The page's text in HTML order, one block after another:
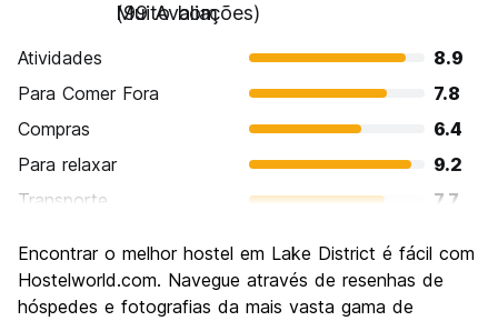
Muito bom
(99 Avaliações)
Atividades
8.9
Para Comer Fora
7.8
Compras
6.4
Para relaxar
9.2
Transporte
7.7
Cultura
8.1
Festas / vida noturna
Encontrar o melhor hostel em Lake District é fácil com
Hostelworld.com. Navegue através de resenhas de
hóspedes e fotografias da mais vasta gama de